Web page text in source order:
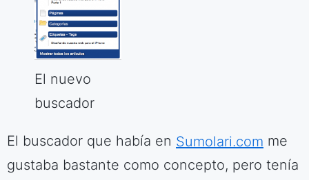
El nuevo
buscador
El buscador que había en Sumolari.com me
gustaba bastante como concepto, pero tenía